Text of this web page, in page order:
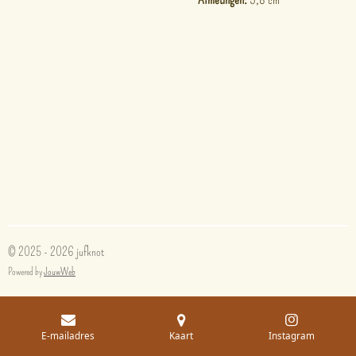
© 2025 - 2026 jufknot
Powered byJouwWeb
E-mailadres Kaart Instagram